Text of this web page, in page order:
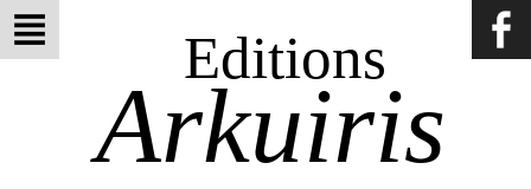
Editions
Arkuiris